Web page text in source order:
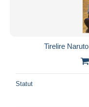
Tirelire
Statut